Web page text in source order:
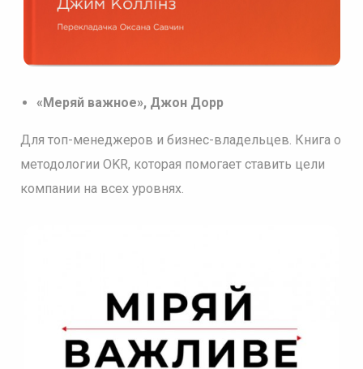
«Меряй важное», Джон Дорр
Для топ-менеджеров и бизнес-владельцев. Книга о
методологии OKR, которая помогает ставить цели
компании на всех уровнях.